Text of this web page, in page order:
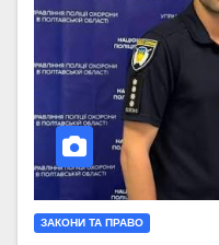
ЗАКОНИ ТА ПРАВО